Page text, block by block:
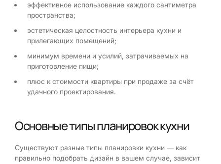
эффективное использование каждого сантиметра
пространства;
эстетическая целостность интерьера кухни и
прилегающих помещений;
минимум времени и усилий, затрачиваемых на
приготовление пищи;
плюс к стоимости квартиры при продаже за счёт
удачного проектирования.
Основные типы планировок кухни
Существуют разные типы планировки кухни — как
правильно подобрать дизайн в вашем случае, зависит